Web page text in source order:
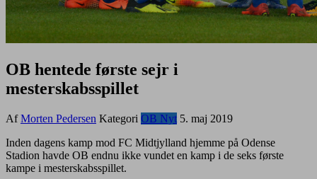
OB hentede første sejr i
mesterskabsspillet
AfMorten Pedersen Kategori OB Nyt 5. maj 2019
Inden dagens kamp mod FC Midtjylland hjemme på Odense
Stadion havde OB endnu ikke vundet en kamp i de seks første
kampe i mesterskabsspillet.